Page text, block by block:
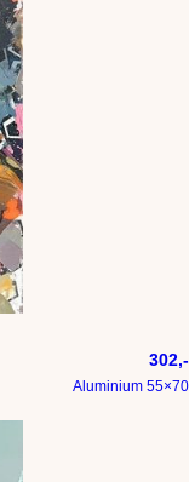
302,-
Aluminium 55×70